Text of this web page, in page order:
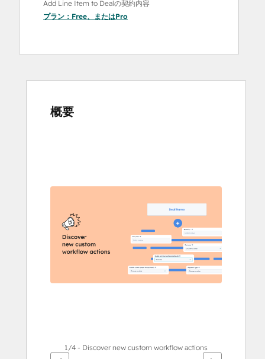
Add Line Item to Dealの契約内容
プラン： Free、またはPro
概要
1/4 - Discover new custom workflow actions